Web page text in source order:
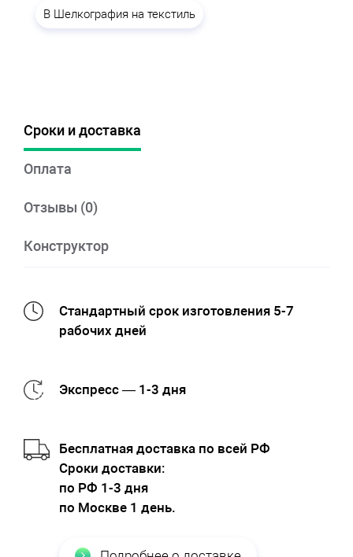
B Шелкография на текстиль
Сроки и доставка
Оплата
Отзывы (0)
Конструктор
Стандартный срок изготовления 5-7
рабочих дней
Экспресс — 1-3 дня
Бесплатная доставка по всей РФ
Cроки доставки:
по РФ 1-3 дня
по Москве 1 день.